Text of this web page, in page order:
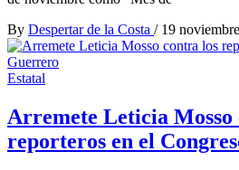
By Despertar de la Costa / 19
Estatal
Arremete Leticia Mosso
reporteros en el